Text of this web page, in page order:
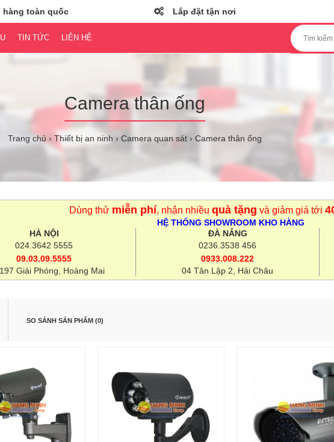
hàng toàn quốc Lắp đặt tận nơi
TIN TỨC LIÊN HỆ
Camera thân ống
Trang chủ Thiết bị an ninh Camera quan sát Camera thân ống
Dùng thử miễn phí, nhận nhiều quà tặng và giảm giá tới
HỆ THỐNG SHOWROOM KHO HÀNG
HÀ NỘI
024.3642 5555
09.03.09.5555
Giải Phóng, Hoàng Mai
ĐÀ NẴNG
0236.3538 456
0933.008.222
04 Tân Lập 2, Hải Châu
SO SÁNH SẢN PHẨM (0)
Camera thân hồng ngoại
Vantech VT-3860W
1.250.000 đ
Camera
ngoại với
pcs LED
ban đêm.